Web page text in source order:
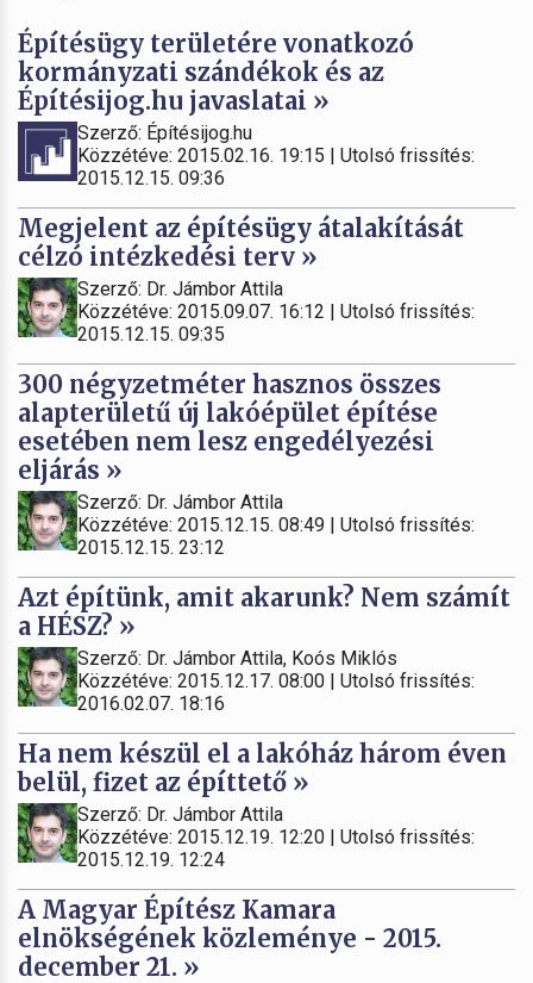
Építésügy területére vonatkozó
kormányzati szándékok és az
Építésijog.hu javaslatai »
Szerző: Építésijog.hu
Közzétéve: 2015.02.16. 19:15 | Utolsó frissítés:
2015.12.15. 09:36
Megjelent az építésügy átalakítását
célzó intézkedési terv »
Szerző: Dr. Jámbor Attila
Közzétéve: 2015.09.07. 16:12 | Utolsó frissítés:
2015.12.15. 09:35
300 négyzetméter hasznos összes
alapterületű új lakóépület építése
esetében nem lesz engedélyezési
eljárás »
Szerző: Dr. Jámbor Attila
Közzétéve: 2015.12.15. 08:49 | Utolsó frissítés:
2015.12.15. 23:12
Azt építünk, amit akarunk? Nem számít
a HÉSZ? »
Szerző: Dr. Jámbor Attila, Koós Miklós
Közzétéve: 2015.12.17. 08:00 | Utolsó frissítés:
2016.02.07. 18:16
Ha nem készül el a lakóház három éven
belül, fizet az építtető »
Szerző: Dr. Jámbor Attila
Közzétéve: 2015.12.19. 12:20 | Utolsó frissítés:
2015.12.19. 12:24
A Magyar Építész Kamara
elnökségének közleménye - 2015.
december 21. »